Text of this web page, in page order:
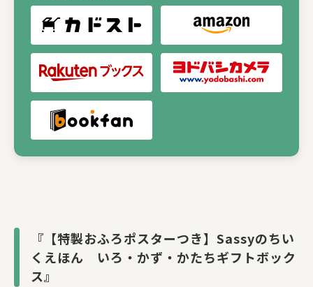
『【特製おふろポスターつき】Sassyのちい
くえほん いろ・かず・かたちギフトボック
ス』